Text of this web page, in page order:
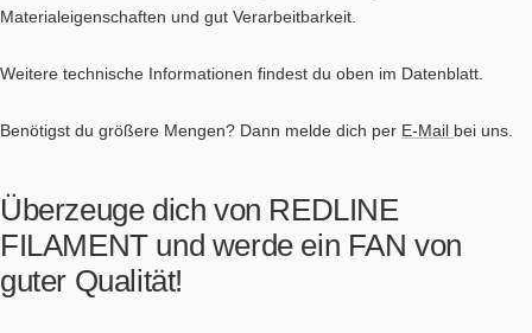
Materialeigenschaften und gut Verarbeitbarkeit.
Weitere technische Informationen findest du oben im Datenblatt.
Benötigst du größere Mengen? Dann melde dich per E-Mail bei uns.
Überzeuge dich von REDLINE
FILAMENT und werde ein FAN von
guter Qualität!